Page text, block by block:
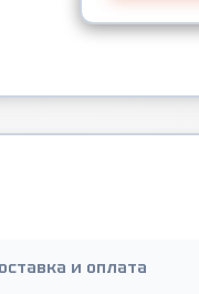
и оплата